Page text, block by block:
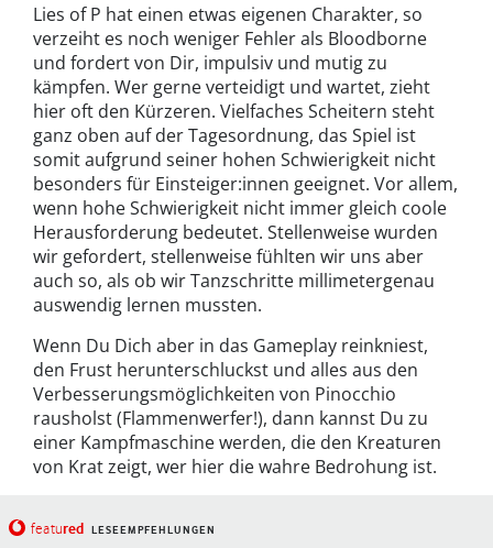
Lies of P hat einen etwas eigenen Charakter, so
verzeiht es noch weniger Fehler als Bloodborne
und fordert von Dir, impulsiv und mutig zu
kämpfen. Wer gerne verteidigt und wartet, zieht
hier oft den Kürzeren. Vielfaches Scheitern steht
ganz oben auf der Tagesordnung, das Spiel ist
somit aufgrund seiner hohen Schwierigkeit nicht
besonders für Einsteiger:innen geeignet. Vor allem,
wenn hohe Schwierigkeit nicht immer gleich coole
Herausforderung bedeutet. Stellenweise wurden
wir gefordert, stellenweise fühlten wir uns aber
auch so, als ob wir Tanzschritte millimetergenau
auswendig lernen mussten.
Wenn Du Dich aber in das Gameplay reinkniest,
den Frust herunterschluckst und alles aus den
Verbesserungsmöglichkeiten von Pinocchio
rausholst (Flammenwerfer!), dann kannst Du zu
einer Kampfmaschine werden, die den Kreaturen
von Krat zeigt, wer hier die wahre Bedrohung ist.
featured LESEEMPFEHLUNGEN